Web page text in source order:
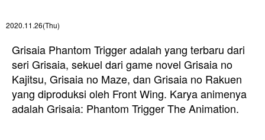
2020.11.26(Thu)
Grisaia Phantom Trigger adalah yang terbaru dari
seri Grisaia, sekuel dari game novel Grisaia no
Kajitsu, Grisaia no Maze, dan Grisaia no Rakuen
yang diproduksi oleh Front Wing. Karya animenya
adalah Grisaia: Phantom Trigger The Animation.